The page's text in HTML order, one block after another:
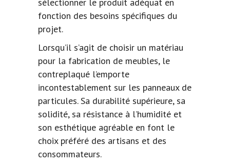
sélectionner le produit adéquat en
fonction des besoins spécifiques du
projet.
Lorsqu’il s’agit de choisir un matériau
pour la fabrication de meubles, le
contreplaqué l’emporte
incontestablement sur les panneaux de
particules. Sa durabilité supérieure, sa
solidité, sa résistance à l’humidité et
son esthétique agréable en font le
choix préféré des artisans et des
consommateurs.